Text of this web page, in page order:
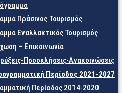
Πράσινος Τουρισμός
Εναλλακτικός Τουρισμός
– Επικοινωνία
Προσκλήσεις-Ανακοινώσεις
Περίοδος 2021-2027
Περίοδος 2014-2020